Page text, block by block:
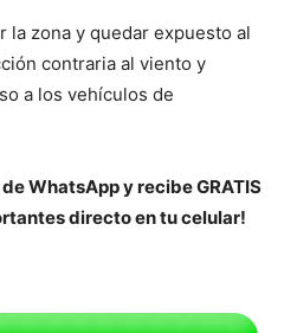
la zona y quedar expuesto al
contraria al viento y
a los vehículos de
WhatsApp y recibe GRATIS
directo en tu celular!